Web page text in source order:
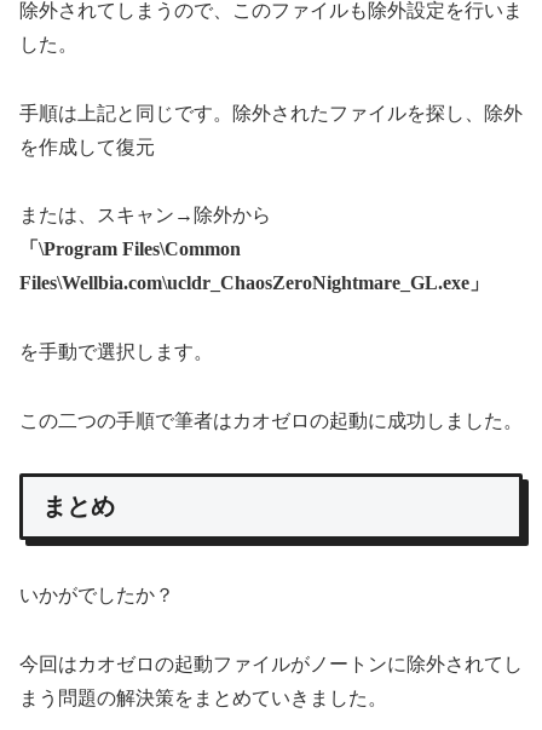
除外されてしまうので、このファイルも除外設定を行いま
した。
手順は上記と同じです。除外されたファイルを探し、除外
を作成して復元
または、スキャン→除外から
「\Program Files\Common
Files\Wellbia.com\ucldr_ChaosZeroNightmare_GL.exe」
を手動で選択します。
この二つの手順で筆者はカオゼロの起動に成功しました。
まとめ
いかがでしたか？
今回はカオゼロの起動ファイルがノートンに除外されてし
まう問題の解決策をまとめていきました。